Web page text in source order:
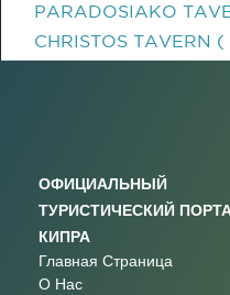
PARADOSIAKO
CHRISTOS TAVERN
ОФИЦИАЛЬНЫЙ
ТУРИСТИЧЕСКИЙ
КИПРА
Главная Страница
О Нас